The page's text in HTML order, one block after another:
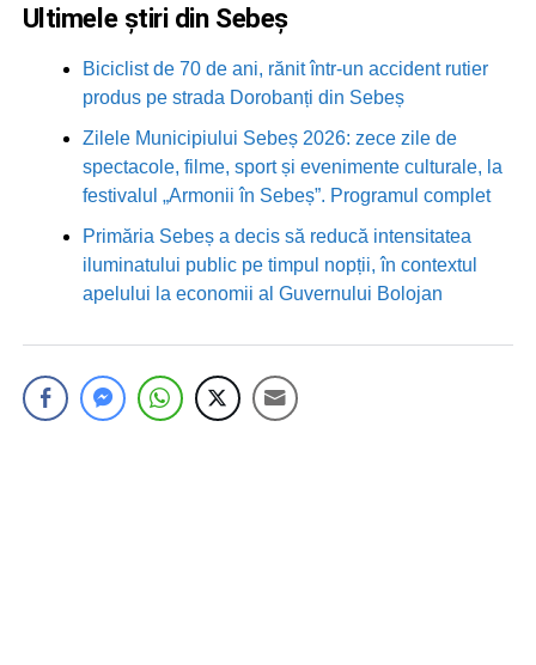
Ultimele știri din Sebeș
Biciclist de 70 de ani, rănit într-un accident rutier
produs pe strada Dorobanți din Sebeș
Zilele Municipiului Sebeș 2026: zece zile de
spectacole, filme, sport și evenimente culturale, la
festivalul „Armonii în Sebeș”. Programul complet
Primăria Sebeș a decis să reducă intensitatea
iluminatului public pe timpul nopții, în contextul
apelului la economii al Guvernului Bolojan